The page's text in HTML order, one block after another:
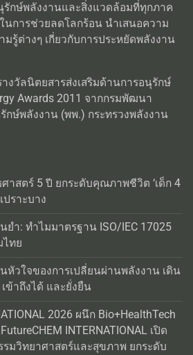
กษ์พลังงานและสิ่งแวดล้อมที่ทุกภาค
นการช่วยลดโลกร้อน นำเสนอความ
มรู้ต่างๆ เกี่ยวกับการประหยัดพลังงาน
งวัลนิตยสารส่งเสริมด้านการอนุรักษ์
Awards 2011 จากกรมพัฒนา
ษ์พลังงาน (พพ.) กระทรวงพลังงาน
าสตร์ 5 ปี ยกระดับคุณภาพชีวิต ‘เด็ก 4
ราะบาง
ำ: ทำไมมาตรฐาน ISO/IEC 17025
ทย
หัวใจของการเปลี่ยนผ่านพลังงาน เดิน
ข้าถึงได้ และยั่งยืน
2026 ผนึก Bio+HealthTech
INTERNATIONAL เปิด
รมวิทยาศาสตร์และสุขภาพ ยกระดับ